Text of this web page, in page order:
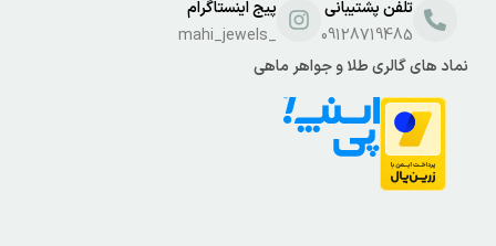
تلفن پشتیبانی
09128719485
پیج اینستاگرام
_mahi_jewels
نماد های گالری طلا و جواهر ماهی